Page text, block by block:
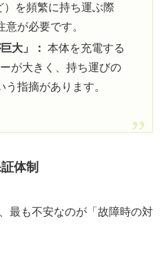
を頻繁に持ち運ぶ際
が必要です。
大」： 本体を充電する
が大きく、持ち運びの
指摘があります。
体制
最も不安なのが「故障時の対